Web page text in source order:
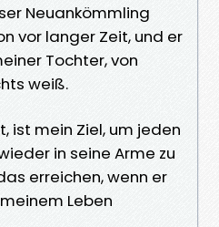
Neuankömmling
vor langer Zeit, und er
Tochter, von
weiß.
ist mein Ziel, um jeden
in seine Arme zu
erreichen, wenn er
Leben